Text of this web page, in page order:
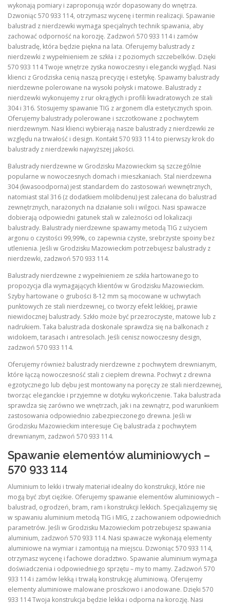
wykonają pomiary i zaproponują wzór dopasowany do wnętrza.
Dzwoniąc 570 933 114, otrzymasz wycenę i termin realizacji. Spawanie
balustrad z nierdzewki wymaga specjalnych technik spawania, aby
zachować odporność na korozję. Zadzwoń 570 933 114 i zamów
balustradę, która będzie piękna na lata. Oferujemy balustrady z
nierdzewki z wypełnieniem ze szkła i z poziomych szczebelków. Dzięki
570 933 114 Twoje wnętrze zyska nowoczesny i elegancki wygląd. Nasi
klienci z Grodziska cenią naszą precyzję i estetykę. Spawamy balustrady
nierdzewne polerowane na wysoki połysk i matowe. Balustrady z
nierdzewki wykonujemy z rur okrągłych i profili kwadratowych ze stali
304 i 316. Stosujemy spawanie TIG z argonem dla estetycznych spoin.
Oferujemy balustrady polerowane i szczotkowane z pochwytem
nierdzewnym. Nasi klienci wybierają nasze balustrady z nierdzewki ze
względu na trwałość i design. Kontakt 570 933 114 to pierwszy krok do
balustrady z nierdzewki najwyższej jakości.
Balustrady nierdzewne w Grodzisku Mazowieckim są szczególnie
popularne w nowoczesnych domach i mieszkaniach. Stal nierdzewna
304 (kwasoodporna) jest standardem do zastosowań wewnętrznych,
natomiast stal 316 (z dodatkiem molibdenu) jest zalecana do balustrad
zewnętrznych, narażonych na działanie soli i wilgoci. Nasi spawacze
dobierają odpowiedni gatunek stali w zależności od lokalizacji
balustrady. Balustrady nierdzewne spawamy metodą TIG z użyciem
argonu o czystości 99,99%, co zapewnia czyste, srebrzyste spoiny bez
utlenienia. Jeśli w Grodzisku Mazowieckim potrzebujesz balustrady z
nierdzewki, zadzwoń 570 933 114.
Balustrady nierdzewne z wypełnieniem ze szkła hartowanego to
propozycja dla wymagających klientów w Grodzisku Mazowieckim.
Szyby hartowane o grubości 8-12 mm są mocowane w uchwytach
punktowych ze stali nierdzewnej, co tworzy efekt lekkiej, prawie
niewidocznej balustrady. Szkło może być przezroczyste, matowe lub z
nadrukiem. Taka balustrada doskonale sprawdza się na balkonach z
widokiem, tarasach i antresolach. Jeśli cenisz nowoczesny design,
zadzwoń 570 933 114.
Oferujemy również balustrady nierdzewne z pochwytem drewnianym,
które łączą nowoczesność stali z ciepłem drewna. Pochwyt z drewna
egzotycznego lub dębu jest montowany na poręczy ze stali nierdzewnej,
tworząc eleganckie i przyjemne w dotyku wykończenie. Taka balustrada
sprawdza się zarówno we wnętrzach, jak i na zewnątrz, pod warunkiem
zastosowania odpowiednio zabezpieczonego drewna. Jeśli w
Grodzisku Mazowieckim interesuje Cię balustrada z pochwytem
drewnianym, zadzwoń 570 933 114.
Spawanie elementów aluminiowych –
570 933 114
Aluminium to lekki i trwały materiał idealny do konstrukcji, które nie
mogą być zbyt ciężkie. Oferujemy spawanie elementów aluminiowych –
balustrad, ogrodzeń, bram, ram i konstrukcji lekkich. Specjalizujemy się
w spawaniu aluminium metodą TIG i MIG, z zachowaniem odpowiednich
parametrów. Jeśli w Grodzisku Mazowieckim potrzebujesz spawania
aluminium, zadzwoń 570 933 114. Nasi spawacze wykonają elementy
aluminiowe na wymiar i zamontują na miejscu. Dzwoniąc 570 933 114,
otrzymasz wycenę i fachowe doradztwo. Spawanie aluminium wymaga
doświadczenia i odpowiedniego sprzętu – my to mamy. Zadzwoń 570
933 114 i zamów lekką i trwałą konstrukcję aluminiową. Oferujemy
elementy aluminiowe malowane proszkowo i anodowane. Dzięki 570
933 114 Twoja konstrukcja będzie lekka i odporna na korozję. Nasi